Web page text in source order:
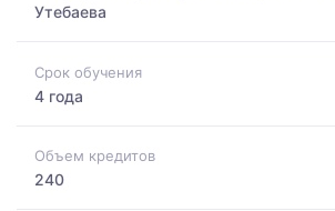
Утебаева
Срок обучения
4 года
Объем кредитов
240